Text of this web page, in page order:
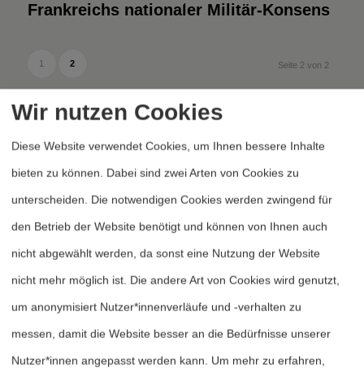
Frankreichs nationaler Militär-Konsens
Seite 2 von 2
1 2
Heftarchiv
Dossierarchiv
Blog
Wir nutzen Cookies
Diese Website verwendet Cookies, um Ihnen bessere Inhalte
bieten zu können. Dabei sind zwei Arten von Cookies zu
unterscheiden. Die notwendigen Cookies werden zwingend für
den Betrieb der Website benötigt und können von Ihnen auch
nicht abgewählt werden, da sonst eine Nutzung der Website
nicht mehr möglich ist. Die andere Art von Cookies wird genutzt,
um anonymisiert Nutzer*innenverläufe und -verhalten zu
messen, damit die Website besser an die Bedürfnisse unserer
Nutzer*innen angepasst werden kann. Um mehr zu erfahren,